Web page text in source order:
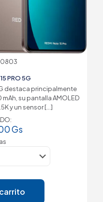
PRO 5G
destaca principalmente
su pantalla AMOLED
y un sensor[…]
Gs